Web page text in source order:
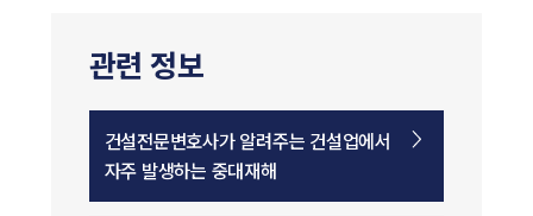
관련 정보
건설전문변호사가 알려주는 건설업에서
자주 발생하는 중대재해